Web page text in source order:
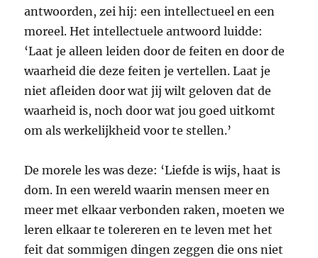
antwoorden, zei hij: een intellectueel en een
moreel. Het intellectuele antwoord luidde:
‘Laat je alleen leiden door de feiten en door de
waarheid die deze feiten je vertellen. Laat je
niet afleiden door wat jij wilt geloven dat de
waarheid is, noch door wat jou goed uitkomt
om als werkelijkheid voor te stellen.’
De morele les was deze: ‘Liefde is wijs, haat is
dom. In een wereld waarin mensen meer en
meer met elkaar verbonden raken, moeten we
leren elkaar te tolereren en te leven met het
feit dat sommigen dingen zeggen die ons niet